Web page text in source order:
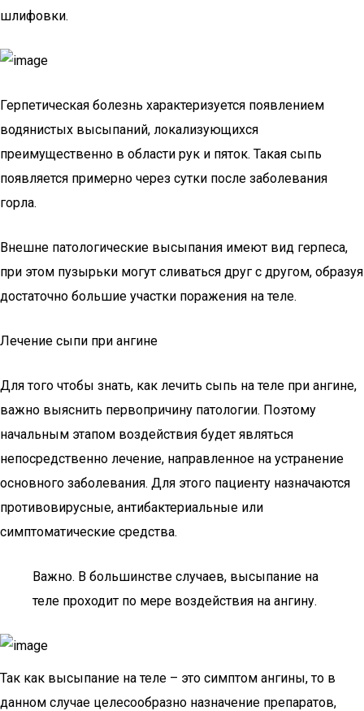
шлифовки.
Герпетическая болезнь характеризуется появлением
водянистых высыпаний, локализующихся
преимущественно в области рук и пяток. Такая сыпь
появляется примерно через сутки после заболевания
горла.
Внешне патологические высыпания имеют вид герпеса,
при этом пузырьки могут сливаться друг с другом, образуя
достаточно большие участки поражения на теле.
Лечение сыпи при ангине
Для того чтобы знать, как лечить сыпь на теле при ангине,
важно выяснить первопричину патологии. Поэтому
начальным этапом воздействия будет являться
непосредственно лечение, направленное на устранение
основного заболевания. Для этого пациенту назначаются
противовирусные, антибактериальные или
симптоматические средства.
Важно. В большинстве случаев, высыпание на
теле проходит по мере воздействия на ангину.
Так как высыпание на теле – это симптом ангины, то в
данном случае целесообразно назначение препаратов,